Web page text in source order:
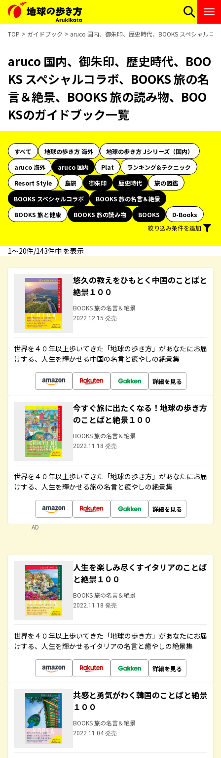
TOP ガイドブック aruco 国内、御朱印、歴史時代、BOOKS スペシャルコ
aruco 国内、御朱印、歴史時代、BOO
KS スペシャルコラボ、BOOKS 旅の名
言＆絶景、BOOKS 旅の読み物、BOO
KSのガイドブック一覧
すべて 地球の歩き方 海外
地球の歩き方 Jシリーズ（国内）
aruco 海外
aruco 国内 Plat
ランキング&テクニック
Resort Style
島旅 御朱印 歴史時代
旅の図鑑
BOOKS スペシャルコラボ
BOOKS 旅の名言＆絶景
BOOKS 旅と健康
BOOKS 旅の読み物 BOOKS
D-Books
絞り込み条件を追加
1〜20件/143件中 を表示
悠久の教えをひもとく中国のことばと
絶景１００
BOOKS 旅の名言＆絶景
2022.12.15 発売
世界を４０年以上歩いてきた「地球の歩き方」があなたにお届
けする、人生を輝かせる中国の名言と癒やしの絶景集
詳細を見る
今すぐ旅に出たくなる！地球の歩き方
のことばと絶景１００
BOOKS 旅の名言＆絶景
2022.11.18 発売
世界を４０年以上歩いてきた「地球の歩き方」があなたにお届
けする、人生を輝かせる旅の名言と癒やしの絶景集
詳細を見る
AD
人生を楽しみ尽くすイタリアのことば
と絶景１００
BOOKS 旅の名言＆絶景
2022.11.18 発売
世界を４０年以上歩いてきた「地球の歩き方」があなたにお届
けする、人生を輝かせるイタリアの名言と癒やしの絶景集
詳細を見る
共感と勇気がわく韓国のことばと絶景
１００
BOOKS 旅の名言＆絶景
2022.11.04 発売